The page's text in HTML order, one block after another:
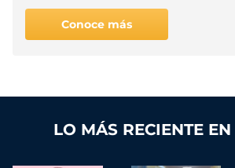
Conoce más
LO MÁS RECIENTE EN